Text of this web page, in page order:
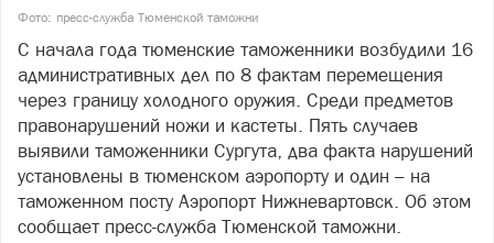
Фото: пресс-служба Тюменской таможни
С начала года тюменские таможенники возбудили 16
административных дел по 8 фактам перемещения
через границу холодного оружия. Среди предметов
правонарушений ножи и кастеты. Пять случаев
выявили таможенники Сургута, два факта нарушений
установлены в тюменском аэропорту и один – на
таможенном посту Аэропорт Нижневартовск. Об этом
сообщает пресс-служба Тюменской таможни.